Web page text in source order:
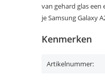
van gehard glas
je Samsung Galaxy
Kenmerken
Artikelnummer: